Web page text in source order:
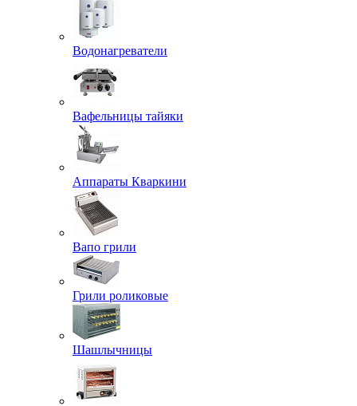
Водонагреватели
Вафельницы тайяки
Аппараты Кваркини
Вапо грили
Грили роликовые
Шашлычницы